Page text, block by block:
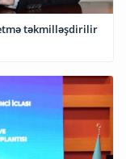
təkmilləşdirilir